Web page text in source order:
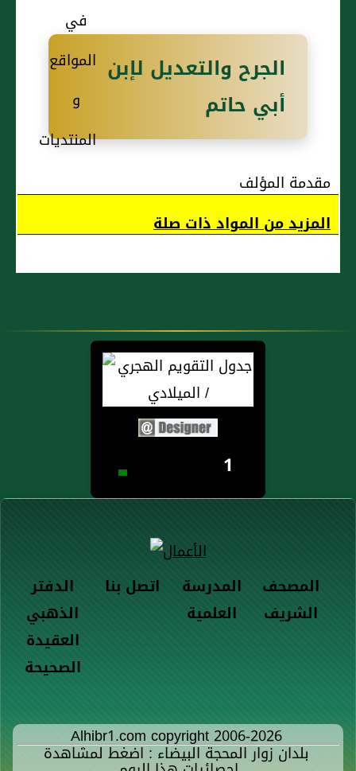
الجرح والتعديل لإبن
أبي حاتم
مقدمة المؤلف
المزيد من المواد ذات صلة
1
الدفتر
الذهبي
اتصل بنا
المدرسة
العلمية
المصحف
الشريف
العقيدة
الصحيحة
Alhibr1.com copyright 2006-2026
بلدان زوار المحجة البيضاء : اضغط لمشاهدة